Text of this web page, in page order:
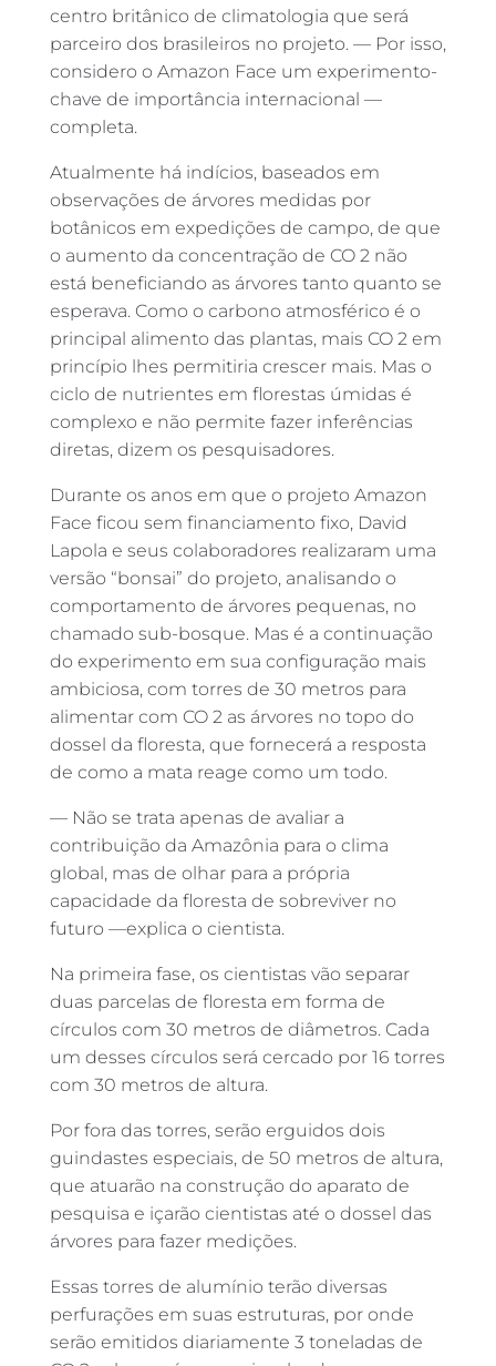
centro britânico de climatologia que será
parceiro dos brasileiros no projeto. — Por isso,
considero o Amazon Face um experimento-
chave de importância internacional —
completa.
Atualmente há indícios, baseados em
observações de árvores medidas por
botânicos em expedições de campo, de que
o aumento da concentração de CO 2 não
está beneficiando as árvores tanto quanto se
esperava. Como o carbono atmosférico é o
principal alimento das plantas, mais CO 2 em
princípio lhes permitiria crescer mais. Mas o
ciclo de nutrientes em florestas úmidas é
complexo e não permite fazer inferências
diretas, dizem os pesquisadores.
Durante os anos em que o projeto Amazon
Face ficou sem financiamento fixo, David
Lapola e seus colaboradores realizaram uma
versão “bonsai” do projeto, analisando o
comportamento de árvores pequenas, no
chamado sub-bosque. Mas é a continuação
do experimento em sua configuração mais
ambiciosa, com torres de 30 metros para
alimentar com CO 2 as árvores no topo do
dossel da floresta, que fornecerá a resposta
de como a mata reage como um todo.
— Não se trata apenas de avaliar a
contribuição da Amazônia para o clima
global, mas de olhar para a própria
capacidade da floresta de sobreviver no
futuro —explica o cientista.
Na primeira fase, os cientistas vão separar
duas parcelas de floresta em forma de
círculos com 30 metros de diâmetros. Cada
um desses círculos será cercado por 16 torres
com 30 metros de altura.
Por fora das torres, serão erguidos dois
guindastes especiais, de 50 metros de altura,
que atuarão na construção do aparato de
pesquisa e içarão cientistas até o dossel das
árvores para fazer medições.
Essas torres de alumínio terão diversas
perfurações em suas estruturas, por onde
serão emitidos diariamente 3 toneladas de